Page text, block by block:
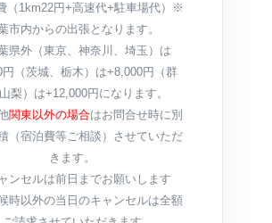
（1km22円+高速代+駐車場代）※
市内からの出張となります。
県外（東京、神奈川、埼玉）は
円（茨城、栃木）は+8,000円（群
梨）は+12,000円になります。
関東以外の場合はお問合せ時に別
（宿泊費等ご相談）させていただ
きます。
ンセルは前日までお願いします
時以外の当日のキャンセルは全額